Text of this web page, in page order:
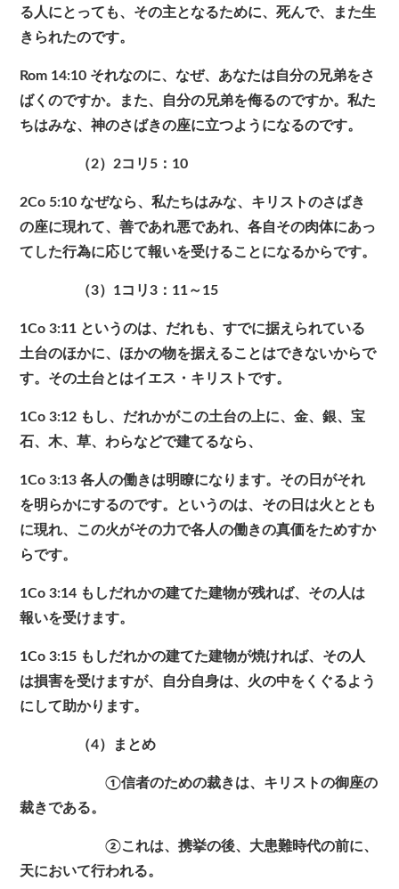
る人にとっても、その主となるために、死んで、また生
きられたのです。
Rom 14:10 それなのに、なぜ、あなたは自分の兄弟をさ
ばくのですか。また、自分の兄弟を侮るのですか。私た
ちはみな、神のさばきの座に立つようになるのです。
（2）2コリ5：10
2Co 5:10 なぜなら、私たちはみな、キリストのさばき
の座に現れて、善であれ悪であれ、各自その肉体にあっ
てした行為に応じて報いを受けることになるからです。
（3）1コリ3：11～15
1Co 3:11 というのは、だれも、すでに据えられている
土台のほかに、ほかの物を据えることはできないからで
す。その土台とはイエス・キリストです。
1Co 3:12 もし、だれかがこの土台の上に、金、銀、宝
石、木、草、わらなどで建てるなら、
1Co 3:13 各人の働きは明瞭になります。その日がそれ
を明らかにするのです。というのは、その日は火ととも
に現れ、この火がその力で各人の働きの真価をためすか
らです。
1Co 3:14 もしだれかの建てた建物が残れば、その人は
報いを受けます。
1Co 3:15 もしだれかの建てた建物が焼ければ、その人
は損害を受けますが、自分自身は、火の中をくぐるよう
にして助かります。
（4）まとめ
①信者のための裁きは、キリストの御座の
裁きである。
②これは、携挙の後、大患難時代の前に、
天において行われる。